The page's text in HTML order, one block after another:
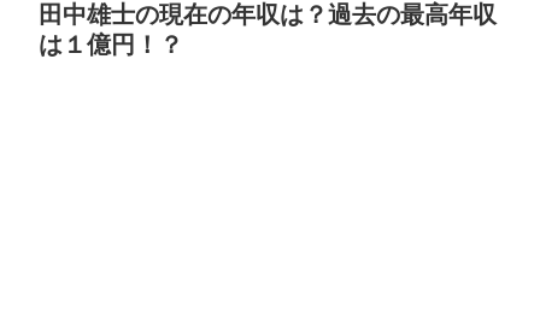
田中雄士の現在の年収は？過去の最高年収
は１億円！？